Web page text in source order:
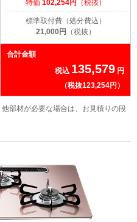
特価 102,254円 （税抜）
標準取付費（処分費込）
21,000円 （税抜）
合計金額
税込 135,579 円
（税抜123,254円）
部材が必要な場合は、お見積りの段